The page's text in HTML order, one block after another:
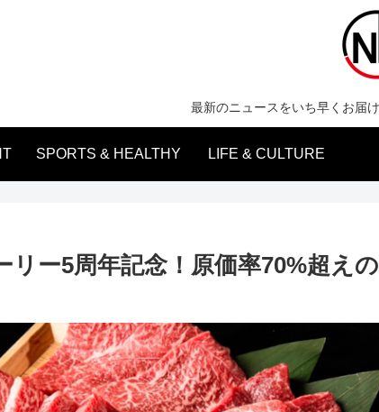
最新のニュースをいち早くお届
SPORTS & HEALTHY LIFE & CULTURE
リー5周年記念！原価率70%超え